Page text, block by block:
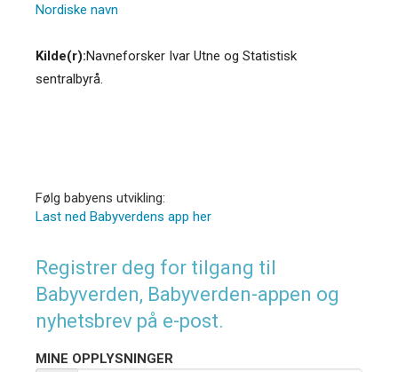
Nordiske navn
Kilde(r):Navneforsker Ivar Utne og Statistisk
sentralbyrå.
Følg babyens utvikling:
Last ned Babyverdens app her
Registrer deg for tilgang til
Babyverden, Babyverden-appen og
nyhetsbrev på e-post.
MINE OPPLYSNINGER